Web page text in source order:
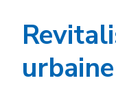
urbaine